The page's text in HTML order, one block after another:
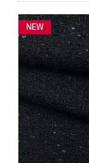
NEW